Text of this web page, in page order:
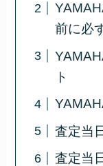
前に必
ト
査定当
査定当